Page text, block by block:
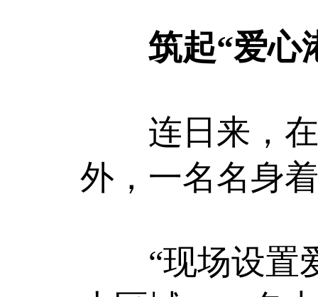
筑起“爱心
连日来，在
外，一名名身
“现场设置爱